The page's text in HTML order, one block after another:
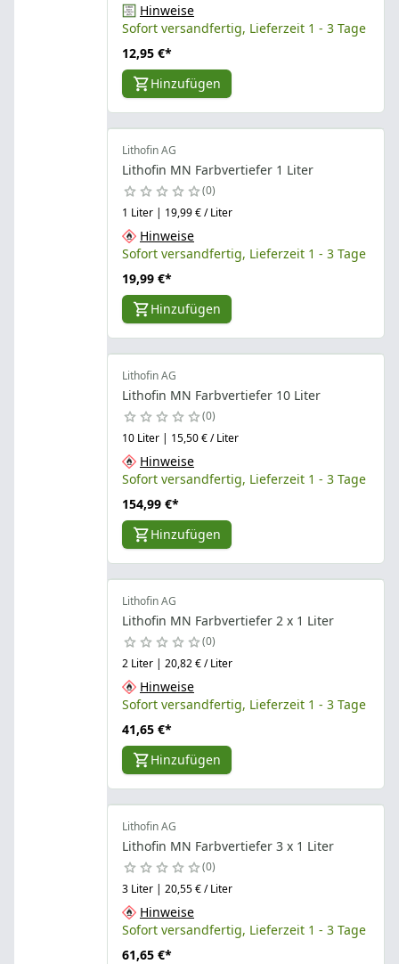
Hinweise
Sofort versandfertig, Lieferzeit 1 - 3 Tage
12,95 €*
Hinzufügen
Lithofin AG
Lithofin MN Farbvertiefer 1 Liter
0
1 Liter | 19,99 € / Liter
Hinweise
Sofort versandfertig, Lieferzeit 1 - 3 Tage
19,99 €*
Hinzufügen
Lithofin AG
Lithofin MN Farbvertiefer 10 Liter
0
10 Liter | 15,50 € / Liter
Hinweise
Sofort versandfertig, Lieferzeit 1 - 3 Tage
154,99 €*
Hinzufügen
Lithofin AG
Lithofin MN Farbvertiefer 2 x 1 Liter
0
2 Liter | 20,82 € / Liter
Hinweise
Sofort versandfertig, Lieferzeit 1 - 3 Tage
41,65 €*
Hinzufügen
Lithofin AG
Lithofin MN Farbvertiefer 3 x 1 Liter
0
3 Liter | 20,55 € / Liter
Hinweise
Sofort versandfertig, Lieferzeit 1 - 3 Tage
61,65 €*